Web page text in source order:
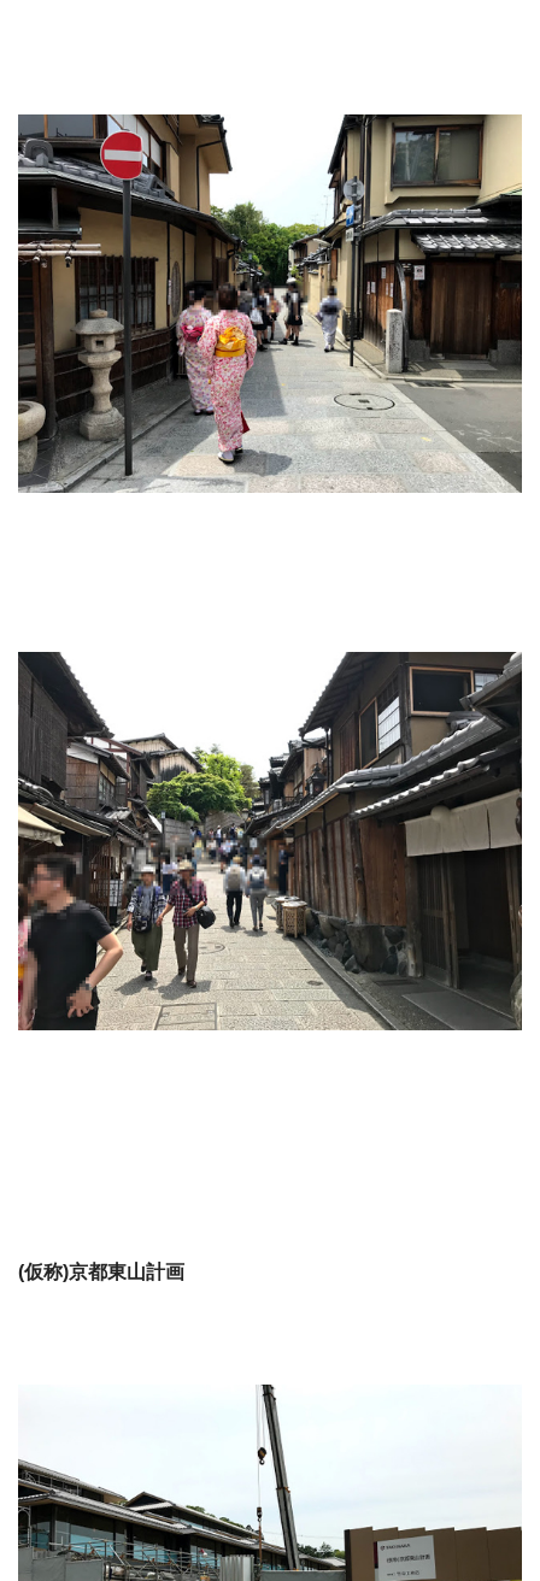
(仮称)京都東山計画